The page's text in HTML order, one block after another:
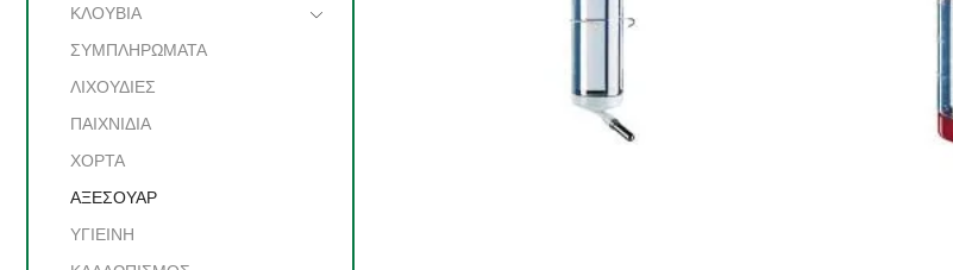
ΚΛΟΥΒΙΑ
ΣΥΜΠΛΗΡΩΜΑΤΑ
ΛΙΧΟΥΔΙΕΣ
ΠΑΙΧΝΙΔΙΑ
ΧΟΡΤΑ
ΑΞΕΣΟΥΑΡ
ΥΓΙΕΙΝΗ